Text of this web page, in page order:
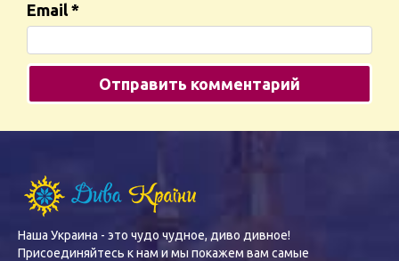
Email *
Наша Украина - это чудо чудное, диво дивное!
Присоединяйтесь к нам и мы покажем вам самые